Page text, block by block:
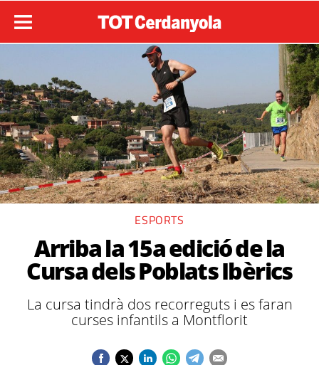
ESPORTS
Arriba la 15a edició de la
Cursa dels Poblats Ibèrics
La cursa tindrà dos recorreguts i es faran
curses infantils a Montflorit